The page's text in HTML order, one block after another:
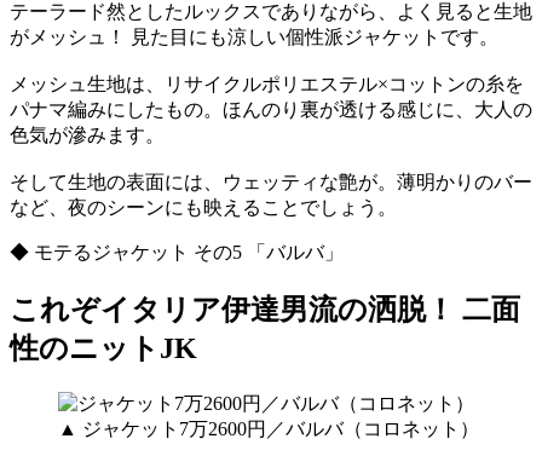
テーラード然としたルックスでありながら、よく見ると生地
がメッシュ！ 見た目にも涼しい個性派ジャケットです。
メッシュ生地は、リサイクルポリエステル×コットンの糸を
パナマ編みにしたもの。ほんのり裏が透ける感じに、大人の
色気が滲みます。
そして生地の表面には、ウェッティな艶が。薄明かりのバー
など、夜のシーンにも映えることでしょう。
◆ モテるジャケット その5 「バルバ」
これぞイタリア伊達男流の洒脱！ 二面
性のニットJK
▲ ジャケット7万2600円／バルバ（コロネット）